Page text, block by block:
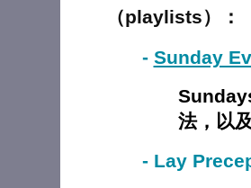
（playlists）：
- Sunday
法，以
- Lay